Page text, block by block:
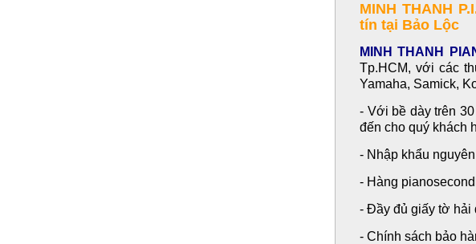
MINH THANH
tín tại Bảo Lộc
MINH THANH
Tp.HCM, với các
Yamaha, Samick,
- Với bề dày trên
đến cho quý khách
- Nhập khẩu
- Hàng
- Đầy đủ giấy tờ hải
- Chính sách bảo